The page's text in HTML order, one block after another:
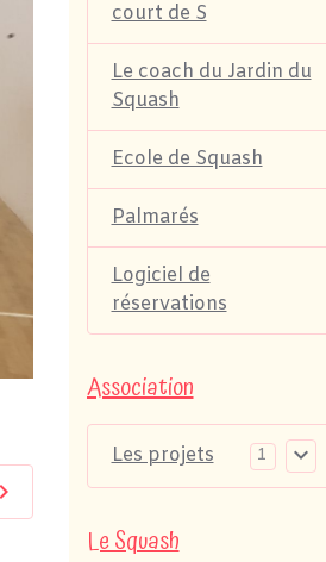
court de S
Le coach du Jardin du
Squash
Ecole de Squash
Palmarés
Logiciel de
réservations
Association
Les projets 1
Le Squash